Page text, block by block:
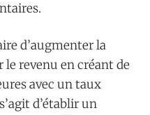
d’augmenter la
le revenu en créant de
avec un taux
d’établir un